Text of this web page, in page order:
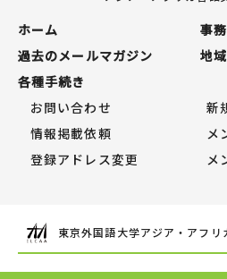
ホーム
事
過去のメールマガジン
地
各種手続き
お問い合わせ
新
情報掲載依頼
メ
登録アドレス変更
メ
東京外国語大学アジア・アフリ